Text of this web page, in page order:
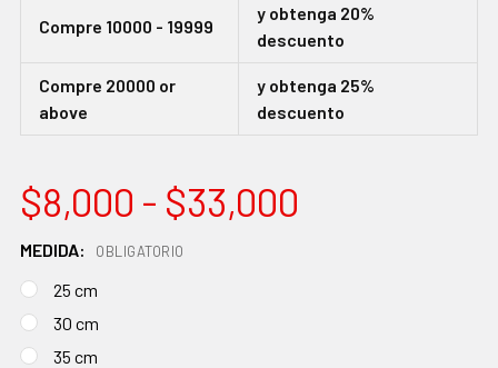
Compre 10000 - 19999
y obtenga 20%
descuento
Compre 20000 or
above
y obtenga 25%
descuento
$8,000 - $33,000
MEDIDA: OBLIGATORIO
25 cm
30 cm
35 cm